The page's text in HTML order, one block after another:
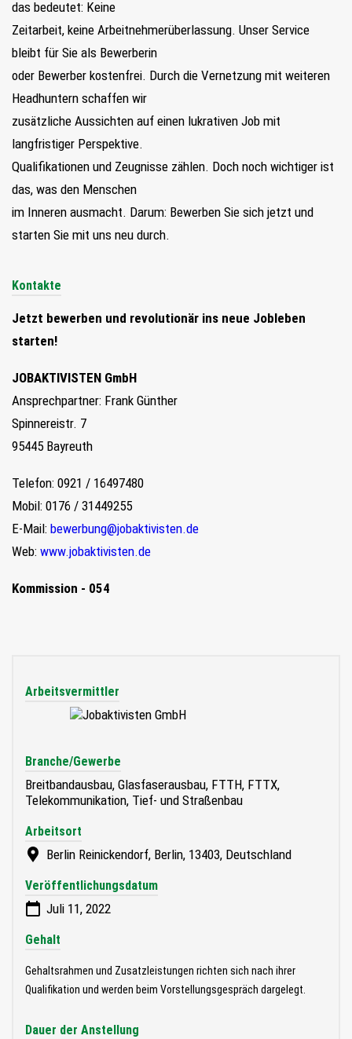
das bedeutet: Keine
Zeitarbeit, keine Arbeitnehmerüberlassung. Unser Service
bleibt für Sie als Bewerberin
oder Bewerber kostenfrei. Durch die Vernetzung mit weiteren
Headhuntern schaffen wir
zusätzliche Aussichten auf einen lukrativen Job mit
langfristiger Perspektive.
Qualifikationen und Zeugnisse zählen. Doch noch wichtiger ist
das, was den Menschen
im Inneren ausmacht. Darum: Bewerben Sie sich jetzt und
starten Sie mit uns neu durch.
Kontakte
Jetzt bewerben und revolutionär ins neue Jobleben
starten!
JOBAKTIVISTEN GmbH
Ansprechpartner: Frank Günther
Spinnereistr. 7
95445 Bayreuth
Telefon: 0921 / 16497480
Mobil: 0176 / 31449255
E-Mail: bewerbung@jobaktivisten.de
Web: www.jobaktivisten.de
Kommission - 054
Arbeitsvermittler
Branche/Gewerbe
Breitbandausbau, Glasfaserausbau, FTTH, FTTX,
Telekommunikation, Tief- und Straßenbau
Arbeitsort
Berlin Reinickendorf, Berlin, 13403, Deutschland
Veröffentlichungsdatum
Juli 11, 2022
Gehalt
Gehaltsrahmen und Zusatzleistungen richten sich nach ihrer
Qualifikation und werden beim Vorstellungsgespräch dargelegt.
Dauer der Anstellung